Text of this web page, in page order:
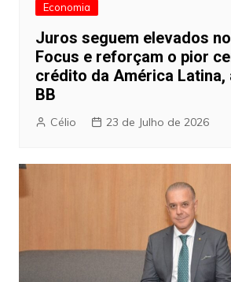
Economia
Juros seguem elevados
Focus e reforçam o pior
crédito da América Latina,
BB
Célio 23 de Julho de 2026